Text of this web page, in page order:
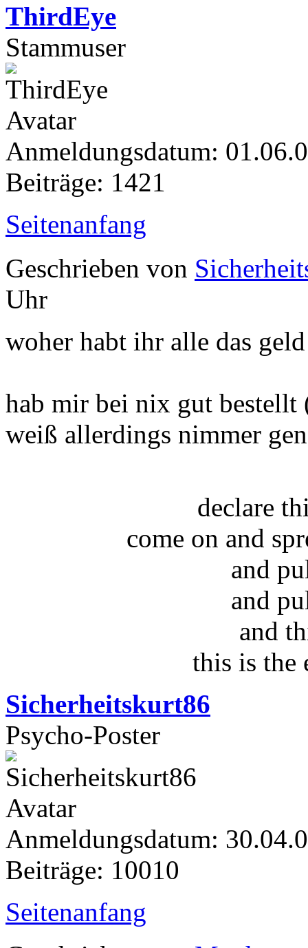
ThirdEye
Stammuser
Anmeldungsdatum:
Beiträge: 1421
Seitenanfang
Geschrieben von
Uhr
woher habt ihr alle das
hab mir bei nix gut bestellt
weiß allerdings nimmer
declare
come on and
and
and
and
this is the
Sicherheitskurt86
Psycho-Poster
Anmeldungsdatum:
Beiträge: 10010
Seitenanfang